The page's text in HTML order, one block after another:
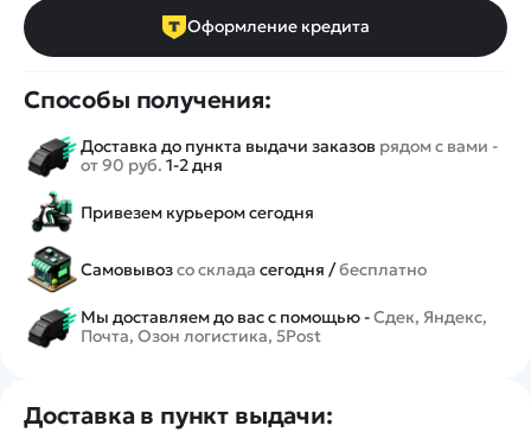
Оформление кредита
Способы получения:
Доставка до пункта выдачи заказов рядом с вами -
от 90 руб. 1-2 дня
Привезем курьером сегодня
Самовывозсо склада сегодня /бесплатно
Мы доставляем до вас с помощью -Сдек, Яндекс,
Почта, Озон логистика, 5Post
Доставка в пункт выдачи:
Запчасти для моделей